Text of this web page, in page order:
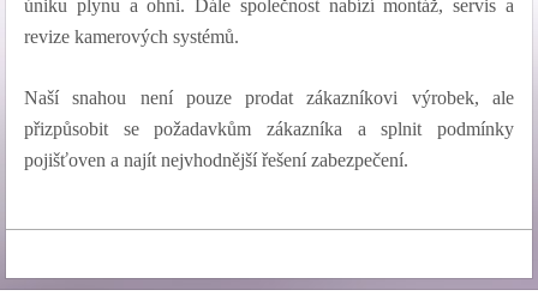
úniku plynu a ohni. Dále společnost nabízí montáž, servis a
revize kamerových systémů.
Naší snahou není pouze prodat zákazníkovi výrobek, ale
přizpůsobit se požadavkům zákazníka a splnit podmínky
pojišťoven a najít nejvhodnější řešení zabezpečení.